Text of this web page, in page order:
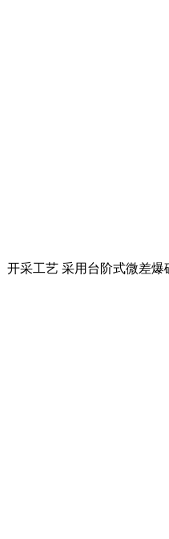
采工艺 采用台阶式微差